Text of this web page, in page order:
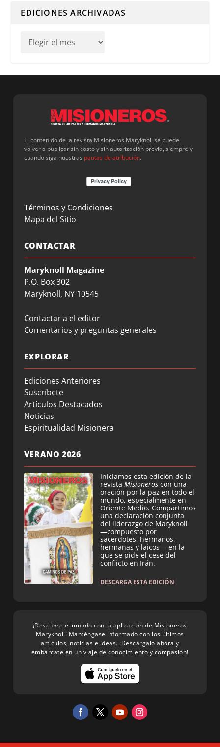
EDICIONES ARCHIVADAS
El contenido de la revista Misioneros Maryknoll se puede
volver a publicar sin costo y sin autorización previa, siempre y
cuando siga nuestras pautas de atribución.
Términos y Condiciones
Mapa del Sitio
CONTACTAR
Maryknoll Magazine
P.O. Box 302
Maryknoll, NY 10545
Contactar a el editor
Comentarios y preguntas generales
EXPLORAR
Ediciones Anteriores
Suscríbete
Artículos Destacados
Noticias
Espiritualidad Misionera
VERANO 2026
Iniciamos esta edición de la
revista Misioneros con una
oración por la paz en todo el
mundo, especialmente en
Oriente Medio. Compartimos
una declaración conjunta
del liderazgo de Maryknoll
—compuesto por
sacerdotes, hermanos,
hermanas y laicos— en la
que se pide el cese del
conflicto en Irán.
DESCARGA ESTA EDICIÓN
¡Descubre el mundo con la aplicación de Misioneros
Maryknoll! Manténgase informado con los últimos
artículos, noticias e ideas. ¡Descárgalo ahora y
embárcate en un viaje de conocimiento y compasión!